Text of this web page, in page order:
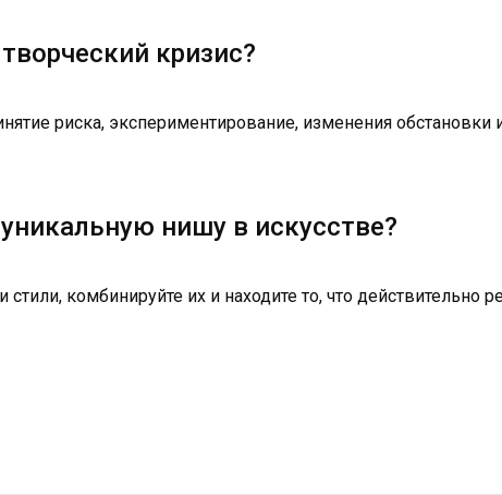
кризис?
риска, экспериментирование, изменения обстановки
нишу в искусстве?
стили, комбинируйте их и находите то, что действительно